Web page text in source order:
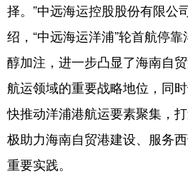
择。”中远海运控股股份有限公
绍，“中远海运洋浦”轮首航停
醇加注，进一步凸显了海南自
航运领域的重要战略地位，同
快推动洋浦港航运要素聚集，
极助力海南自贸港建设、服务
重要实践。